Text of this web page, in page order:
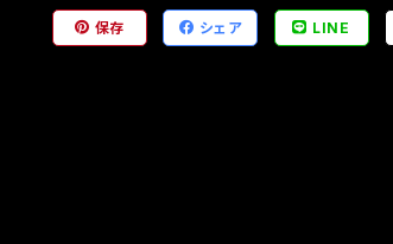
保存 シェア LINE